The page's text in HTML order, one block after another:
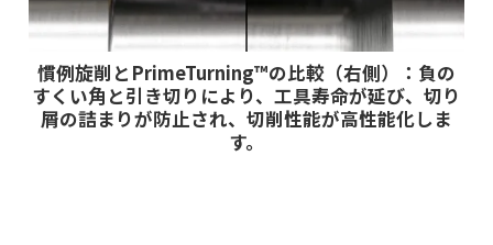
慣例旋削とPrimeTurning™の比較（右側）：負の
すくい角と引き切りにより、工具寿命が延び、切り
屑の詰まりが防止され、切削性能が高性能化しま
す。